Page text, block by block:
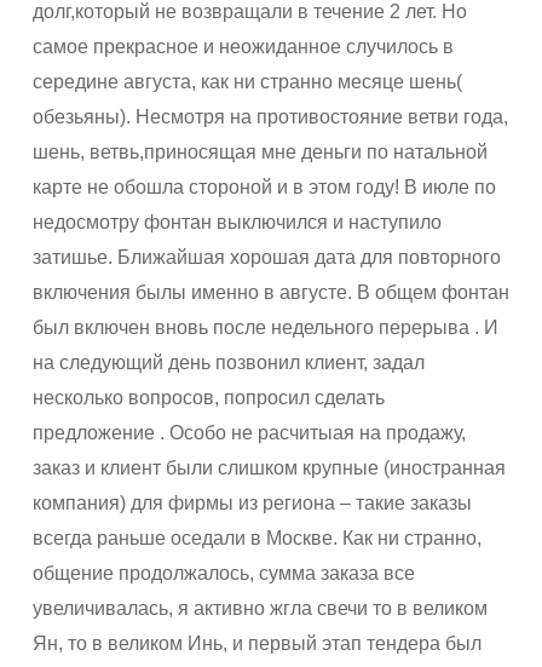
долг,который не возвращали в течение 2 лет. Но
самое прекрасное и неожиданное случилось в
середине августа, как ни странно месяце шень(
обезьяны). Несмотря на противостояние ветви года,
шень, ветвь,приносящая мне деньги по натальной
карте не обошла стороной и в этом году! В июле по
недосмотру фонтан выключился и наступило
затишье. Ближайшая хорошая дата для повторного
включения былы именно в августе. В общем фонтан
был включен вновь после недельного перерыва . И
на следующий день позвонил клиент, задал
несколько вопросов, попросил сделать
предложение . Особо не расчитыая на продажу,
заказ и клиент были слишком крупные (иностранная
компания) для фирмы из региона – такие заказы
всегда раньше оседали в Москве. Как ни странно,
общение продолжалось, сумма заказа все
увеличивалась, я активно жгла свечи то в великом
Ян, то в великом Инь, и первый этап тендера был